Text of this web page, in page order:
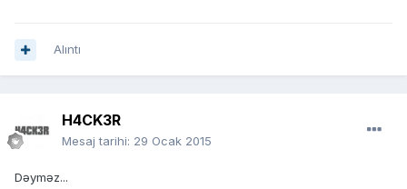
Alıntı
H4CK3R
Mesaj tarihi: 29 Ocak 2015
Dəyməz...